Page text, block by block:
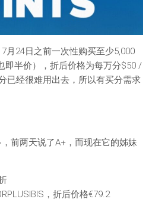
月24日之前一次性购买至少5,000
即半价），折后价格为每万分$50 /
已经很难用出去，所以有买分需求
前两天说了A+，而现在它的姊妹
，折后价格€79.2